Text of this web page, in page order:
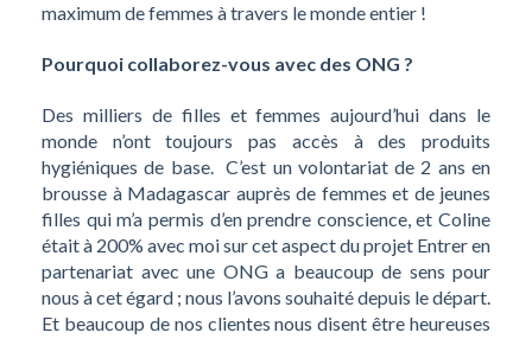
maximum de femmes à travers le monde entier !
Pourquoi collaborez-vous avec des ONG ?
Des milliers de filles et femmes aujourd’hui dans le
monde n’ont toujours pas accès à des produits
hygiéniques de base. C’est un volontariat de 2 ans en
brousse à Madagascar auprès de femmes et de jeunes
filles qui m’a permis d’en prendre conscience, et Coline
était à 200% avec moi sur cet aspect du projet Entrer en
partenariat avec une ONG a beaucoup de sens pour
nous à cet égard ; nous l’avons souhaité depuis le départ.
Et beaucoup de nos clientes nous disent être heureuses